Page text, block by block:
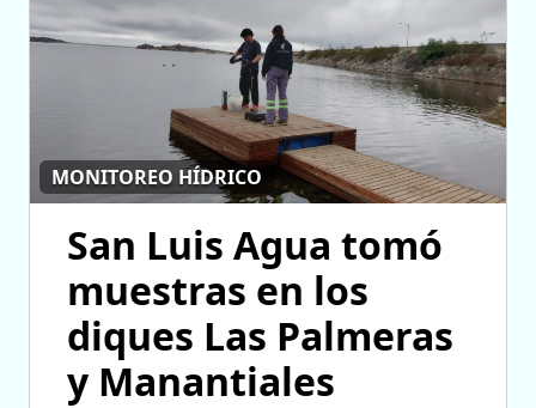
MONITOREO HÍDRICO
San Luis Agua tomó
muestras en los
diques Las Palmeras
y Manantiales